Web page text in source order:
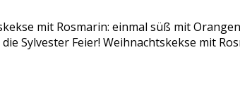
mit Rosmarin: einmal süß mit
Sylvester Feier! Weihnachtskekse mit